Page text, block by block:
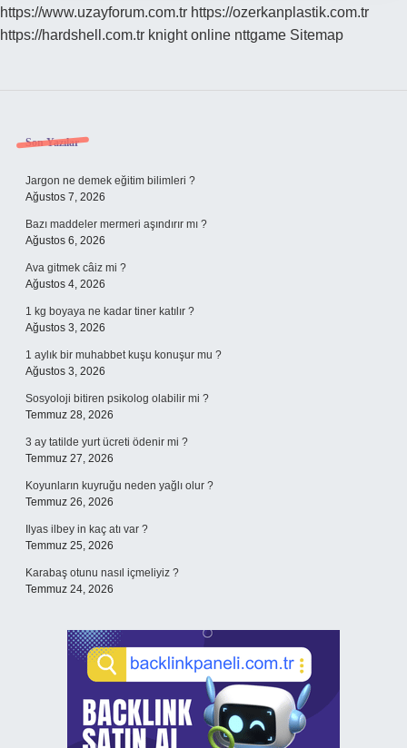
https://www.uzayforum.com.tr https://ozerkanplastik.com.tr
https://hardshell.com.tr knight online nttgame Sitemap
Sidebar
Son Yazılar
Jargon ne demek eğitim bilimleri ?
Ağustos 7, 2026
Bazı maddeler mermeri aşındırır mı ?
Ağustos 6, 2026
Ava gitmek câiz mi ?
Ağustos 4, 2026
1 kg boyaya ne kadar tiner katılır ?
Ağustos 3, 2026
1 aylık bir muhabbet kuşu konuşur mu ?
Ağustos 3, 2026
Sosyoloji bitiren psikolog olabilir mi ?
Temmuz 28, 2026
3 ay tatilde yurt ücreti ödenir mi ?
Temmuz 27, 2026
Koyunların kuyruğu neden yağlı olur ?
Temmuz 26, 2026
Ilyas ilbey in kaç atı var ?
Temmuz 25, 2026
Karabaş otunu nasıl içmeliyiz ?
Temmuz 24, 2026